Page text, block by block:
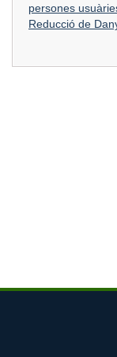
persones
Reducció de